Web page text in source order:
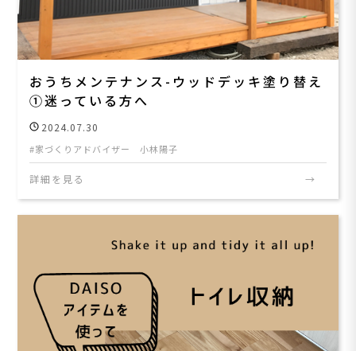
おうちメンテナンス-ウッドデッキ塗り替え
①迷っている方へ
2024.07.30
家づくりアドバイザー 小林陽子
詳細を見る